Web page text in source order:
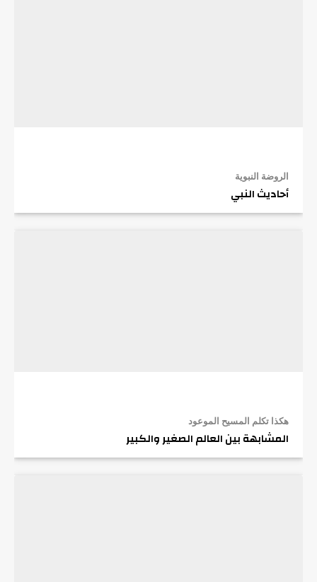
الروضة النبوية
أحاديث النبي
هكذا تكلم المسيح الموعود
المشابهة بين العالم الصغير والكبير